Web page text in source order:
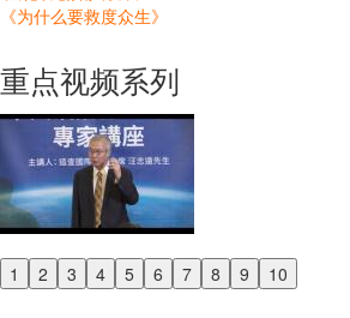
《为什么要救度众生》
重点视频系列
1 2 3 4 5 6 7 8 9 10
Previous